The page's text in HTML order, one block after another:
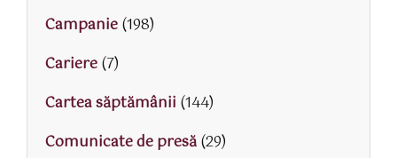
Campanie(198)
Cariere(7)
Cartea săptămânii (144)
Comunicate de presă(29)